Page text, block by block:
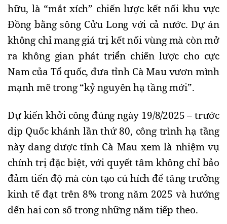
hữu, là “mắt xích” chiến lược kết nối khu vực
Đồng bằng sông Cửu Long với cả nước. Dự án
không chỉ mang giá trị kết nối vùng mà còn mở
ra không gian phát triển chiến lược cho cực
Nam của Tổ quốc, đưa tỉnh Cà Mau vươn mình
mạnh mẽ trong “kỷ nguyên hạ tầng mới”.
Dự kiến khởi công đúng ngày 19/8/2025 – trước
dịp Quốc khánh lần thứ 80, công trình hạ tầng
này đang được tỉnh Cà Mau xem là nhiệm vụ
chính trị đặc biệt, với quyết tâm không chỉ bảo
đảm tiến độ mà còn tạo cú hích để tăng trưởng
kinh tế đạt trên 8% trong năm 2025 và hướng
đến hai con số trong những năm tiếp theo.